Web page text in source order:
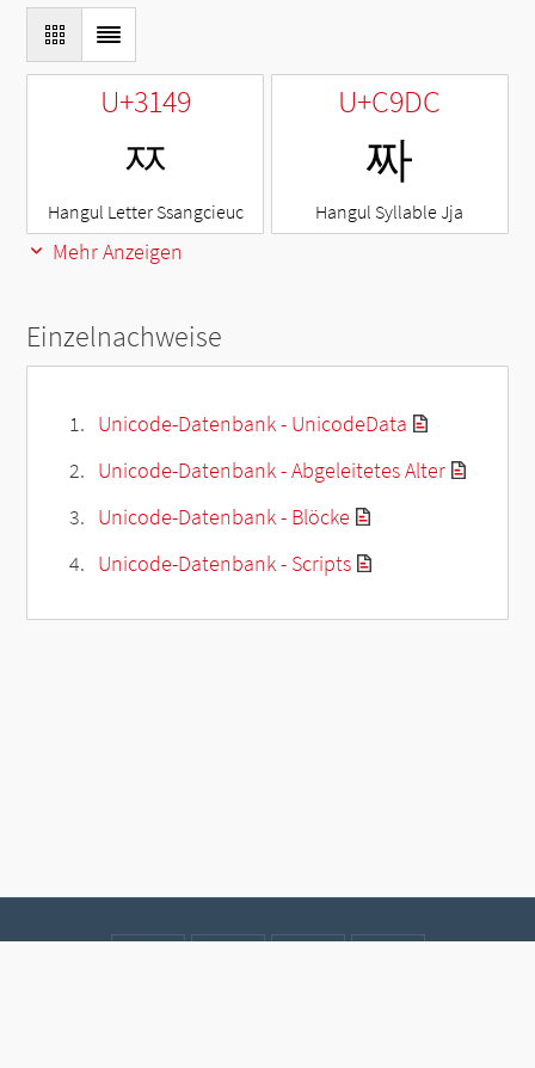
U+3149
ㅉ
Hangul Letter Ssangcieuc
U+C9DC
짜
Hangul Syllable Jja
Mehr Anzeigen
Einzelnachweise
Unicode-Datenbank - UnicodeData
Unicode-Datenbank - Abgeleitetes Alter
Unicode-Datenbank - Blöcke
Unicode-Datenbank - Scripts